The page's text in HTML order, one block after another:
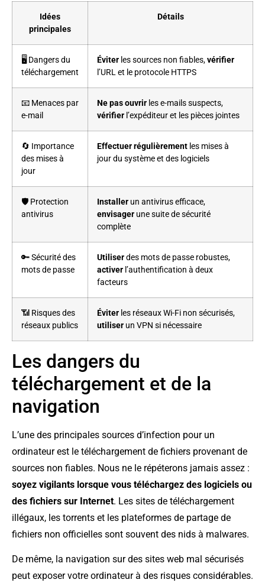
Idées
principales
Détails
🖥️ Dangers du
téléchargement
Éviter les sources non fiables,vérifier
l’URL et le protocole HTTPS
📧 Menaces par
e-mail
Ne pas ouvrir les e-mails suspects,
vérifier l’expéditeur et les pièces jointes
🔄 Importance
des mises à
jour
Effectuer régulièrement les mises à
jour du système et des logiciels
🛡️ Protection
antivirus
Installer un antivirus efficace,
envisager une suite de sécurité
complète
🔑 Sécurité des
mots de passe
Utiliserdes mots de passe robustes,
activer l’authentification à deux
facteurs
📶 Risques des
réseaux publics
Éviter les réseaux Wi-Fi non sécurisés,
utiliser un VPN si nécessaire
Les dangers du
téléchargement et de la
navigation
L’une des principales sources d’infection pour un
ordinateur est le téléchargement de fichiers provenant de
sources non fiables. Nous ne le répéterons jamais assez :
soyez vigilants lorsque vous téléchargez des logiciels ou
des fichiers sur Internet. Les sites de téléchargement
illégaux, les torrents et les plateformes de partage de
fichiers non officielles sont souvent des nids à malwares.
De même, la navigation sur des sites web mal sécurisés
peut exposer votre ordinateur à des risques considérables.